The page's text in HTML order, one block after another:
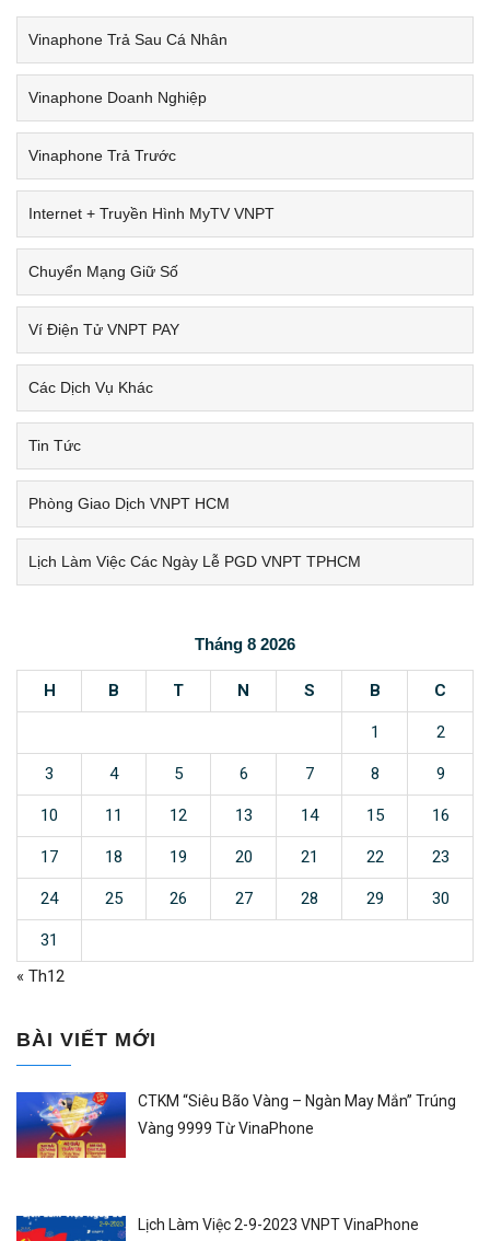
Vinaphone Trả Sau Cá Nhân
Vinaphone Doanh Nghiệp
Vinaphone Trả Trước
Internet + Truyền Hình MyTV VNPT
Chuyển Mạng Giữ Số
Ví Điện Tử VNPT PAY
Các Dịch Vụ Khác
Tin Tức
Phòng Giao Dịch VNPT HCM
Lịch Làm Việc Các Ngày Lễ PGD VNPT TPHCM
Tháng 8 2026
H B T N S B C
1 2
3 4 5 6 7 8 9
10 11 12 13 14 15 16
17 18 19 20 21 22 23
24 25 26 27 28 29 30
31
« Th12
BÀI VIẾT MỚI
CTKM “Siêu Bão Vàng – Ngàn May Mắn” Trúng
Vàng 9999 Từ VinaPhone
Lịch Làm Việc 2-9-2023 VNPT VinaPhone